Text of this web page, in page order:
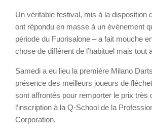
Un véritable festival, mis à la disposition
ont répondu en masse à un événement
période du Fuorisalone – a fait mouche
chose de différent de l’habituel mais tout
Samedi a eu lieu la première Milano
présence des meilleurs joueurs de
sont affrontés pour remporter le prix très
l’inscription à la Q-School de la
Corporation.